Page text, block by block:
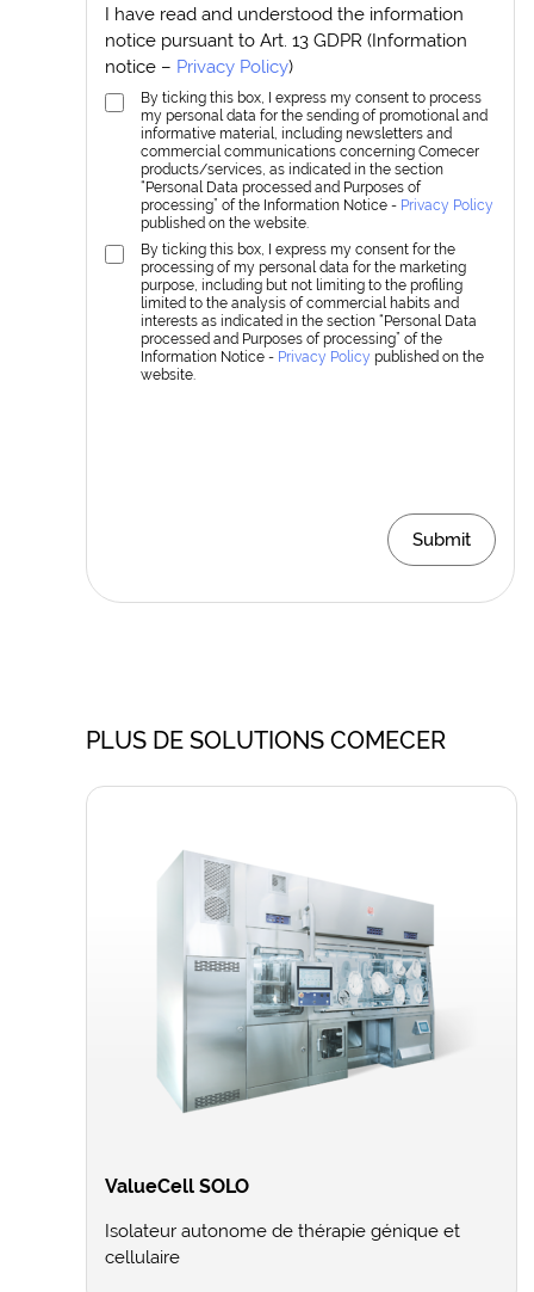
I have read and understood the information
notice pursuant to Art. 13 GDPR (Information
notice – Privacy Policy)
By ticking this box, I express my consent to process
my personal data for the sending of promotional and
informative material, including newsletters and
commercial communications concerning Comecer
products/services, as indicated in the section
“Personal Data processed and Purposes of
processing” of the Information Notice - Privacy Policy
published on the website.
By ticking this box, I express my consent for the
processing of my personal data for the marketing
purpose, including but not limiting to the profiling
limited to the analysis of commercial habits and
interests as indicated in the section “Personal Data
processed and Purposes of processing” of the
Information Notice - Privacy Policy published on the
website.
Submit
PLUS DE SOLUTIONS COMECER
ValueCell SOLO
Isolateur autonome de thérapie génique et
cellulaire